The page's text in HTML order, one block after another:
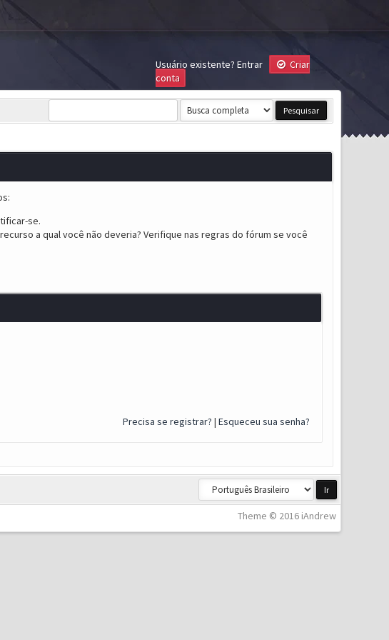
Usuário existente? Entrar
Criar
conta
se.
a qual você não deveria? Verifique nas regras do fórum se você
Precisa se registrar? | Esqueceu sua senha?
Theme © 2016 iAndrew